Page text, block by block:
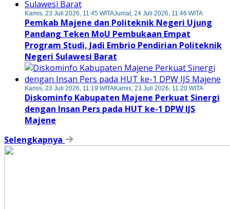
Kamis, 23 Juli 2026, 11:45 WITAJumat, 24 Juli 2026, 11:46 WITA
Pemkab Majene dan Politeknik Negeri Ujung
Pandang Teken MoU Pembukaan Empat
Program Studi, Jadi Embrio Pendirian Politeknik
Negeri Sulawesi Barat
Kamis, 23 Juli 2026, 11:19 WITAKamis, 23 Juli 2026, 11:20 WITA
Diskominfo Kabupaten Majene Perkuat Sinergi
dengan Insan Pers pada HUT ke-1 DPW IJS
Majene
Selengkapnya